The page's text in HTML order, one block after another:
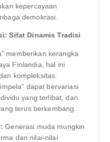
kepercayaan
demokrasi.
Sifat Dinamis Tradisi
memberikan kerangka
Finlandia, hal ini
kompleksitas.
dapat bervariasi
yang terlibat, dan
terus berkembang.
Generasi muda mungkin
dan nilai-nilai